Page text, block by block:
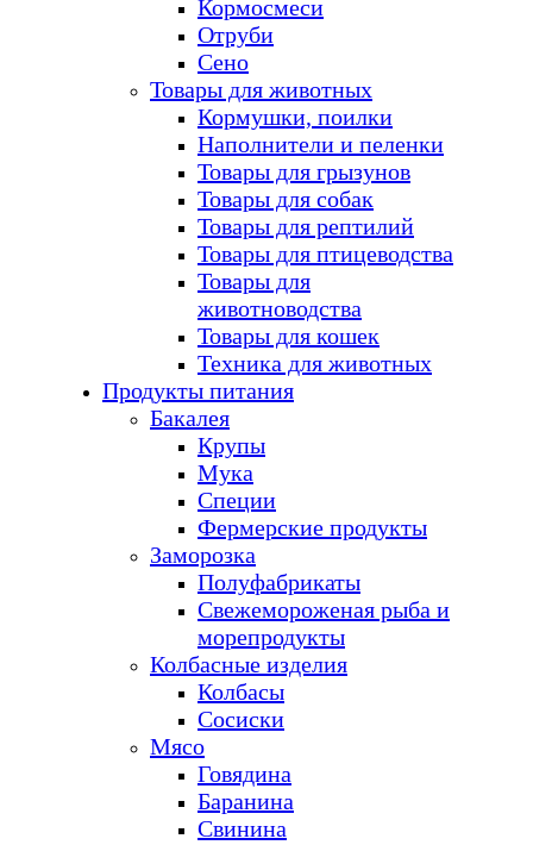
Кормосмеси
Отруби
Сено
Товары для животных
Кормушки, поилки
Наполнители и пеленки
Товары для грызунов
Товары для собак
Товары для рептилий
Товары для птицеводства
Товары для
животноводства
Товары для кошек
Техника для животных
Продукты питания
Бакалея
Крупы
Мука
Специи
Фермерские продукты
Заморозка
Полуфабрикаты
Свежемороженая рыба и
морепродукты
Колбасные изделия
Колбасы
Сосиски
Мясо
Говядина
Баранина
Свинина